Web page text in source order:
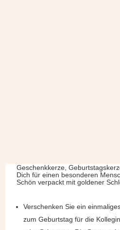
Geschenkkerze,
Dich für einen besonderen
Schön verpackt mit goldener
Verschenken Sie ein
zum Geburtstag für die